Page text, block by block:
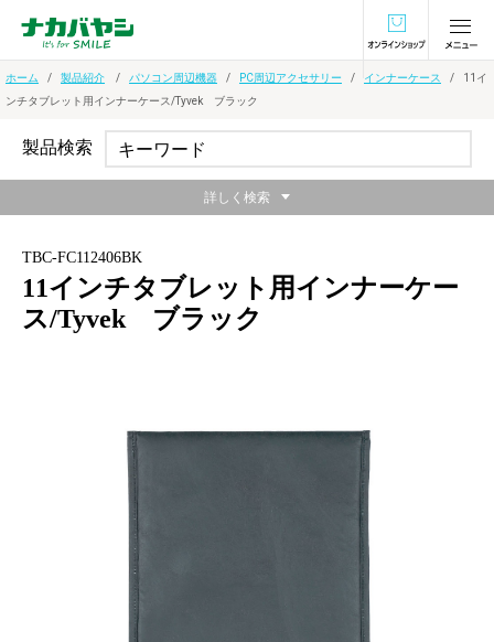
オンラインショ
ホーム 製品紹介 パソコン周辺機器 PC周辺アクセサリー インナーケース
11イ
ンチタブレット用インナーケース/Tyvek ブラック
TBC-FC112406BK
11インチタブレット用インナーケー
ス/Tyvek ブラック
薄くて軽く、水を弾くインナーケース
メーカー希望小売価格：
+ 税
製品検索
詳しく検索